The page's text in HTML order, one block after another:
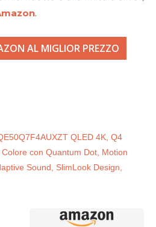
.
AL MIGLIOR PREZZO
QLED 4K, Q4
con Quantum Dot, Motion
Sound, SlimLook Design,